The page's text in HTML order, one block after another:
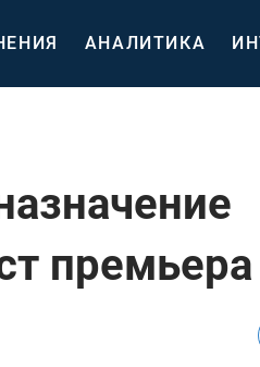
АНАЛИТИКА
премьера